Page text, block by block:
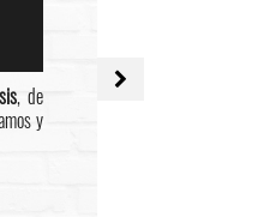
, de
y